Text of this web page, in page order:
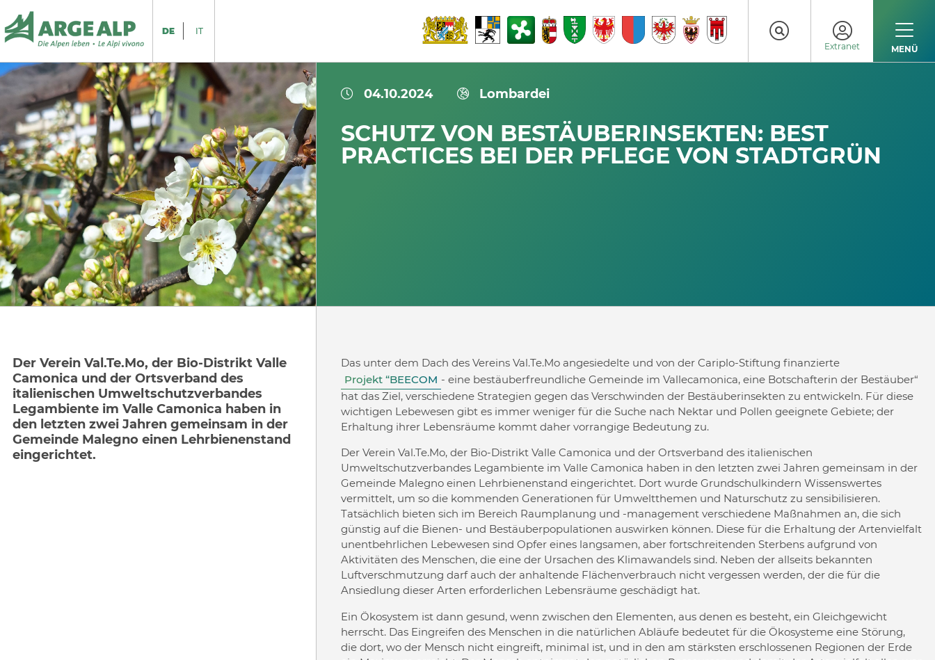
DE
IT
Extranet
MENÜ
04.10.2024 Lombardei
SCHUTZ VON BESTÄUBERINSEKTEN: BEST
PRACTICES BEI DER PFLEGE VON STADTGRÜN
Der Verein Val.Te.Mo, der Bio-Distrikt Valle
Camonica und der Ortsverband des
italienischen Umweltschutzverbandes
Legambiente im Valle Camonica haben in
den letzten zwei Jahren gemeinsam in der
Gemeinde Malegno einen Lehrbienenstand
eingerichtet.
Das unter dem Dach des Vereins Val.Te.Mo angesiedelte und von der Cariplo-Stiftung finanzierte
Projekt “BEECOM - eine bestäuberfreundliche Gemeinde im Vallecamonica, eine Botschafterin der Bestäuber“
hat das Ziel, verschiedene Strategien gegen das Verschwinden der Bestäuberinsekten zu entwickeln. Für diese
wichtigen Lebewesen gibt es immer weniger für die Suche nach Nektar und Pollen geeignete Gebiete; der
Erhaltung ihrer Lebensräume kommt daher vorrangige Bedeutung zu.
Der Verein Val.Te.Mo, der Bio-Distrikt Valle Camonica und der Ortsverband des italienischen
Umweltschutzverbandes Legambiente im Valle Camonica haben in den letzten zwei Jahren gemeinsam in der
Gemeinde Malegno einen Lehrbienenstand eingerichtet. Dort wurde Grundschulkindern Wissenswertes
vermittelt, um so die kommenden Generationen für Umweltthemen und Naturschutz zu sensibilisieren.
Tatsächlich bieten sich im Bereich Raumplanung und -management verschiedene Maßnahmen an, die sich
günstig auf die Bienen- und Bestäuberpopulationen auswirken können. Diese für die Erhaltung der Artenvielfalt
unentbehrlichen Lebewesen sind Opfer eines langsamen, aber fortschreitenden Sterbens aufgrund von
Aktivitäten des Menschen, die eine der Ursachen des Klimawandels sind. Neben der allseits bekannten
Luftverschmutzung darf auch der anhaltende Flächenverbrauch nicht vergessen werden, der die für die
Ansiedlung dieser Arten erforderlichen Lebensräume geschädigt hat.
Ein Ökosystem ist dann gesund, wenn zwischen den Elementen, aus denen es besteht, ein Gleichgewicht
herrscht. Das Eingreifen des Menschen in die natürlichen Abläufe bedeutet für die Ökosysteme eine Störung,
die dort, wo der Mensch nicht eingreift, minimal ist, und in den am stärksten erschlossenen Regionen der Erde